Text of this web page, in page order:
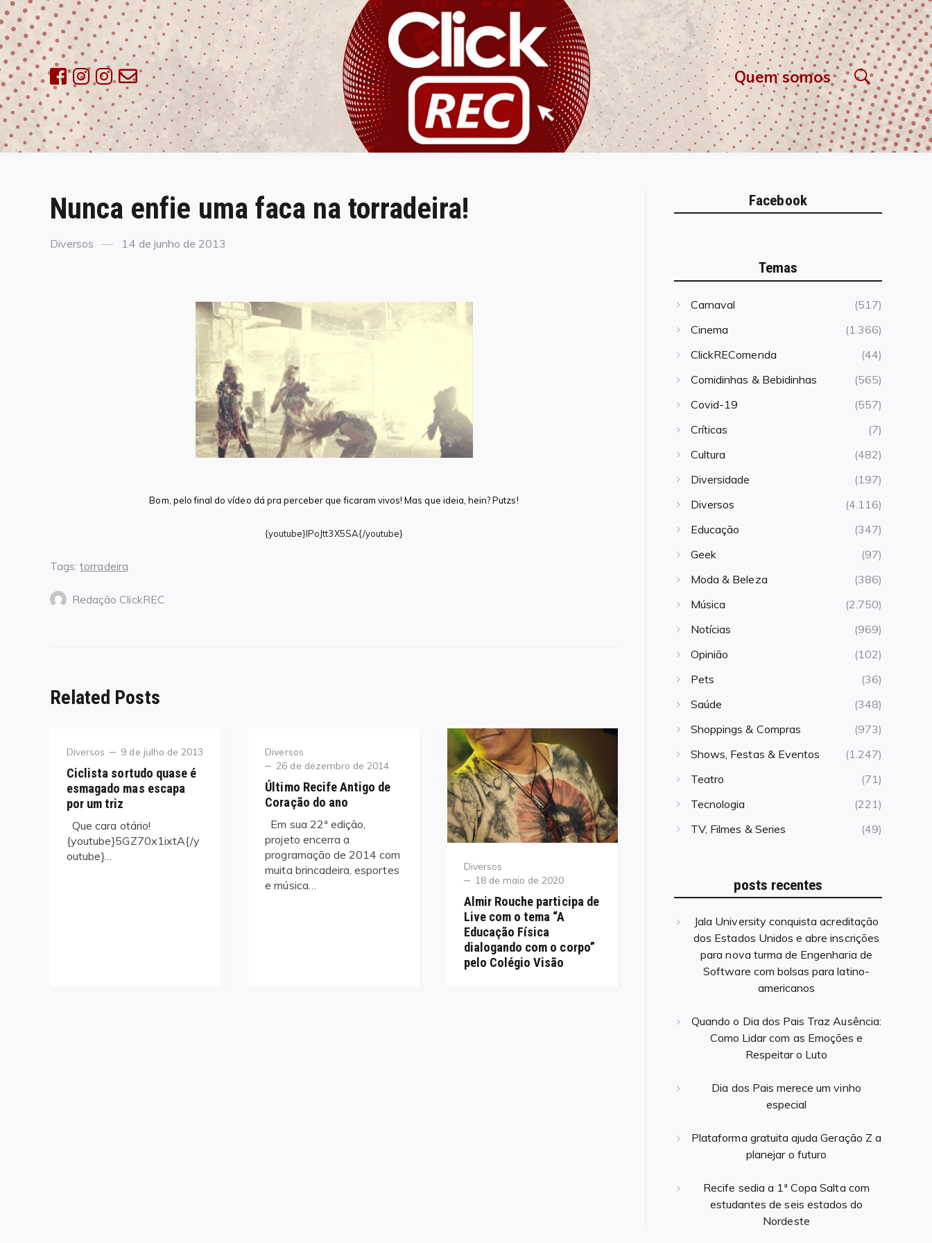
Skip
to
content
ClickREC Quem somos
Nunca enfie uma faca na torradeira!
Categories
Diversos
Posted
14 de junho de 2013
Bom, pelo final do vídeo dá pra perceber que ficaram vivos! Mas que ideia, hein? Putzs!
{youtube}IPoJtt3X5SA{/youtube}
Tags:torradeira
Redação ClickREC
Related Posts
Category
Diversos
Posted
9 de julho de 2013
Ciclista sortudo quase é
esmagado mas escapa
por um triz
Que cara otário!
{youtube}5GZ70x1ixtA{/y
outube}…
Category
Diversos
Posted
26 de dezembro de 2014
Último Recife Antigo de
Coração do ano
Em sua 22ª edição,
projeto encerra a
programação de 2014 com
muita brincadeira, esportes
e música…
Category
Diversos
Posted
18 de maio de 2020
Almir Rouche participa de
Live com o tema “A
Educação Física
dialogando com o corpo”
pelo Colégio Visão
Facebook
Temas
Carnaval
(517)
Cinema
(1.366)
ClickREComenda
(44)
Comidinhas & Bebidinhas
(565)
Covid-19
(557)
Críticas
(7)
Cultura
(482)
Diversidade
(197)
Diversos
(4.116)
Educação
(347)
Geek
(97)
Moda & Beleza
(386)
Música
(2.750)
Notícias
(969)
Opinião
(102)
Pets
(36)
Saúde
(348)
Shoppings & Compras
(973)
Shows, Festas & Eventos
(1.247)
Teatro
(71)
Tecnologia
(221)
TV, Filmes & Series
(49)
posts recentes
Jala University conquista acreditação
dos Estados Unidos e abre inscrições
para nova turma de Engenharia de
Software com bolsas para latino-
americanos
Quando o Dia dos Pais Traz Ausência:
Como Lidar com as Emoções e
Respeitar o Luto
Dia dos Pais merece um vinho
especial
Plataforma gratuita ajuda Geração Z a
planejar o futuro
Recife sedia a 1ª Copa Salta com
estudantes de seis estados do
Nordeste